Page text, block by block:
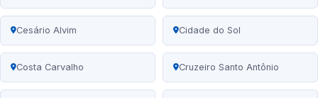
Cesário Alvim Cidade do Sol
Costa Carvalho Cruzeiro Santo Antônio